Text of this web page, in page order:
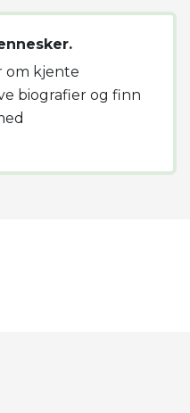
om kjente
biografier og finn